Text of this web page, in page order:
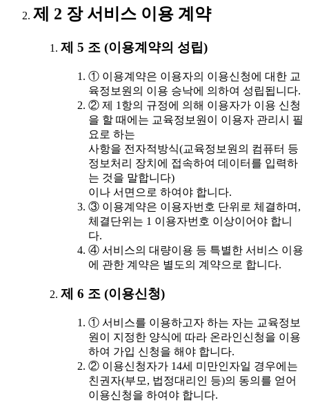
제 2 장 서비스 이용 계약
제 5 조 (이용계약의 성립)
① 이용계약은 이용자의 이용신청에 대한 교
육정보원의 이용 승낙에 의하여 성립됩니다.
② 제 1항의 규정에 의해 이용자가 이용 신청
을 할 때에는 교육정보원이 이용자 관리시 필
요로 하는
사항을 전자적방식(교육정보원의 컴퓨터 등
정보처리 장치에 접속하여 데이터를 입력하
는 것을 말합니다)
이나 서면으로 하여야 합니다.
③ 이용계약은 이용자번호 단위로 체결하며,
체결단위는 1 이용자번호 이상이어야 합니
다.
④ 서비스의 대량이용 등 특별한 서비스 이용
에 관한 계약은 별도의 계약으로 합니다.
제 6 조 (이용신청)
① 서비스를 이용하고자 하는 자는 교육정보
원이 지정한 양식에 따라 온라인신청을 이용
하여 가입 신청을 해야 합니다.
② 이용신청자가 14세 미만인자일 경우에는
친권자(부모, 법정대리인 등)의 동의를 얻어
이용신청을 하여야 합니다.